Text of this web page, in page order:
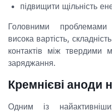
підвищити щільність
Головними
висока вартість,
контактів між твердими
заряджання.
Кремнієві аноди
Одним із